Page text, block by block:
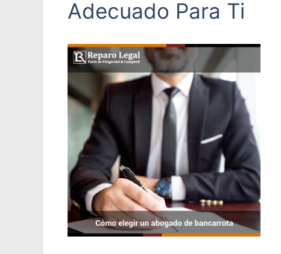
Adecuado Para Ti